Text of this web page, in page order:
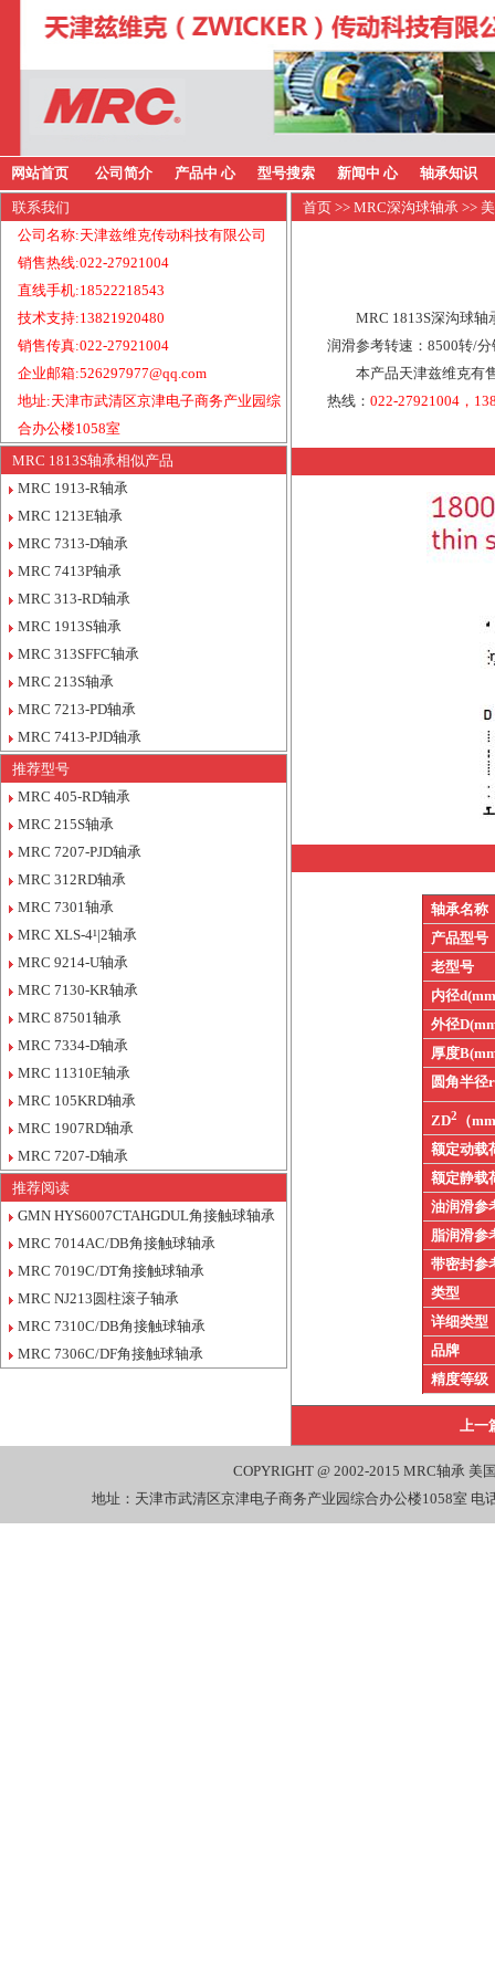
网站首页 公司简介 产品中 心 型号搜索 新闻中 心 轴承知识
联系我们
公司名称:天津兹维克传动科技有限公司
销售热线:022-27921004
直线手机:18522218543
技术支持:13821920480
销售传真:022-27921004
企业邮箱:526297977@qq.com
地址:天津市武清区京津电子商务产业园综
合办公楼1058室
MRC 1813S轴承相似产品
MRC 1913-R轴承
MRC 1213E轴承
MRC 7313-D轴承
MRC 7413P轴承
MRC 313-RD轴承
MRC 1913S轴承
MRC 313SFFC轴承
MRC 213S轴承
MRC 7213-PD轴承
MRC 7413-PJD轴承
推荐型号
MRC 405-RD轴承
MRC 215S轴承
MRC 7207-PJD轴承
MRC 312RD轴承
MRC 7301轴承
MRC XLS-4¹|2轴承
MRC 9214-U轴承
MRC 7130-KR轴承
MRC 87501轴承
MRC 7334-D轴承
MRC 11310E轴承
MRC 105KRD轴承
MRC 1907RD轴承
MRC 7207-D轴承
推荐阅读
GMN HYS6007CTAHGDUL角接触球轴承
MRC 7014AC/DB角接触球轴承
MRC 7019C/DT角接触球轴承
MRC NJ213圆柱滚子轴承
MRC 7310C/DB角接触球轴承
MRC 7306C/DF角接触球轴承
首页 >> MRC深沟球轴承 >>
MRC 1813S深沟球轴
润滑参考转速：8500转/
本产品天津兹维克有
热线：022-27921004，
轴承名称
产品型号
老型号
内径
外径
厚度
圆角半径r
ZD2
（
额定动载
额定静载
油润滑参
脂润滑参
带密封参
类型
详细类型
品牌
精度等级
上一
COPYRIGHT @ 2002-2015 MRC轴承 美
地址：天津市武清区京津电子商务产业园综合办公楼1058室 电